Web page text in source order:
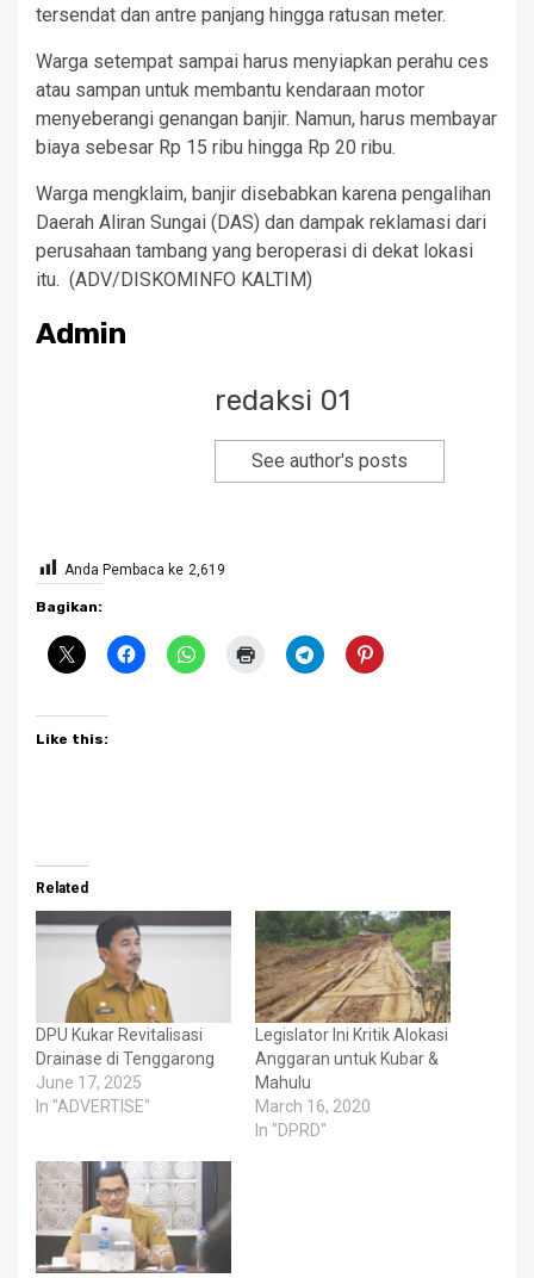
tersendat dan antre panjang hingga ratusan meter.
Warga setempat sampai harus menyiapkan perahu ces
atau sampan untuk membantu kendaraan motor
menyeberangi genangan banjir. Namun, harus membayar
biaya sebesar Rp 15 ribu hingga Rp 20 ribu.
Warga mengklaim, banjir disebabkan karena pengalihan
Daerah Aliran Sungai (DAS) dan dampak reklamasi dari
perusahaan tambang yang beroperasi di dekat lokasi
itu. (ADV/DISKOMINFO KALTIM)
Admin
redaksi 01
See author's posts
Anda Pembaca ke 2,619
Bagikan:
Like this:
Related
DPU Kukar Revitalisasi
Drainase di Tenggarong
June 17, 2025
In "ADVERTISE"
Legislator Ini Kritik Alokasi
Anggaran untuk Kubar &
Mahulu
March 16, 2020
In "DPRD"